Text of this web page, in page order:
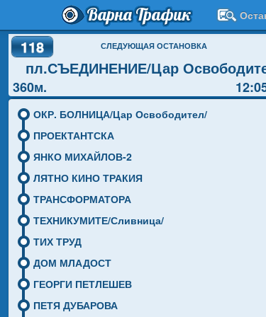
Варна Трафик
118 СЛЕДУЮЩАЯ ОСТАНОВКА
пл.СЪЕДИНЕНИЕ/Цар
360м.
ОКР. БОЛНИЦА/Цар Освободител/
ПРОЕКТАНТСКА
ЯНКО МИХАЙЛОВ-2
ЛЯТНО КИНО ТРАКИЯ
ТРАНСФОРМАТОРА
ТЕХНИКУМИТЕ/Сливница/
ТИХ ТРУД
ДОМ МЛАДОСТ
ГЕОРГИ ПЕТЛЕШЕВ
ПЕТЯ ДУБАРОВА